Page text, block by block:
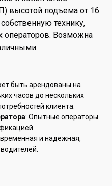
высотой подъема от 16
технику,
операторов. Возможна
быть арендованы на
часов до нескольких
клиента.
: Опытные операторы
и надежная,